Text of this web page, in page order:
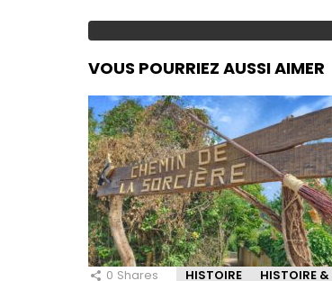
VOUS POURRIEZ AUSSI AIMER
0 Shares HISTOIRE HISTOIRE